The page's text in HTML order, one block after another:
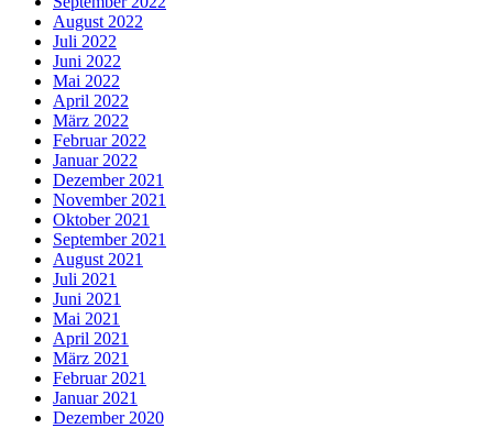
August 2022
Juli 2022
Juni 2022
Mai 2022
April 2022
März 2022
Februar 2022
Januar 2022
Dezember 2021
November 2021
Oktober 2021
September 2021
August 2021
Juli 2021
Juni 2021
Mai 2021
April 2021
März 2021
Februar 2021
Januar 2021
Dezember 2020